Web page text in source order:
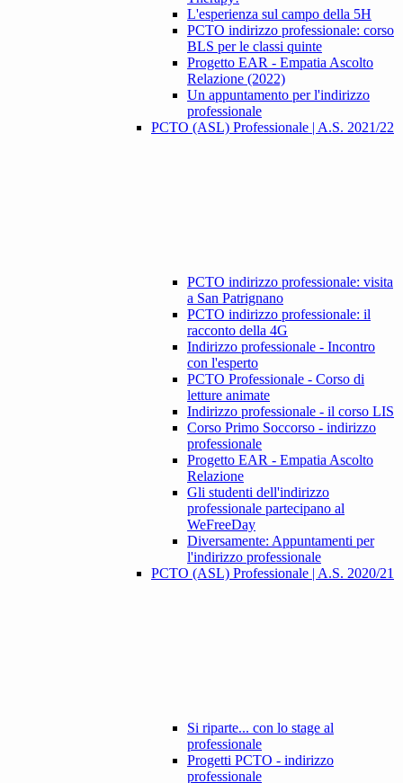
L'esperienza sul campo della 5H
PCTO indirizzo professionale: corso
BLS per le classi quinte
Progetto EAR - Empatia Ascolto
Relazione (2022)
Un appuntamento per l'indirizzo
professionale
PCTO (ASL) Professionale | A.S. 2021/22
PCTO indirizzo professionale: visita
a San Patrignano
PCTO indirizzo professionale: il
racconto della 4G
Indirizzo professionale - Incontro
con l'esperto
PCTO Professionale - Corso di
letture animate
Indirizzo professionale - il corso LIS
Corso Primo Soccorso - indirizzo
professionale
Progetto EAR - Empatia Ascolto
Relazione
Gli studenti dell'indirizzo
professionale partecipano al
WeFreeDay
Diversamente: Appuntamenti per
l'indirizzo professionale
PCTO (ASL) Professionale | A.S. 2020/21
Si riparte... con lo stage al
professionale
Progetti PCTO - indirizzo
professionale